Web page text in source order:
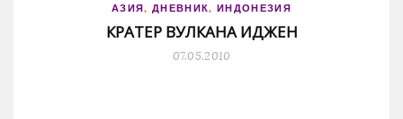
АЗИЯ,ДНЕВНИК, ИНДОНЕЗИЯ
КРАТЕР ВУЛКАНА ИДЖЕН
07.05.2010